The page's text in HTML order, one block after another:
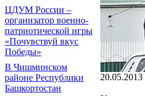
ЦДУМ России –
организатор военно-
патриотической игры
«Почувствуй вкус
Победы»
В Чишминском
районе Республики
Башкортостан
20.05.2013